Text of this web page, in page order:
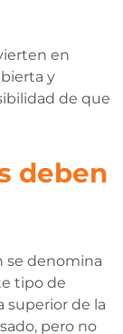
en
y
de que
deben
se denomina
tipo de
superior de la
pero no